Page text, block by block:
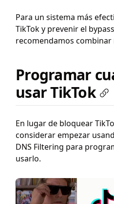
Para un sistema más
TikTok y prevenir el
recomendamos
Programar
usar TikTok
En lugar de bloquear
considerar empezar
DNS Filtering para
usarlo.